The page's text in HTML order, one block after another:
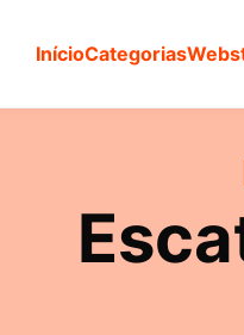
InícioCategorias